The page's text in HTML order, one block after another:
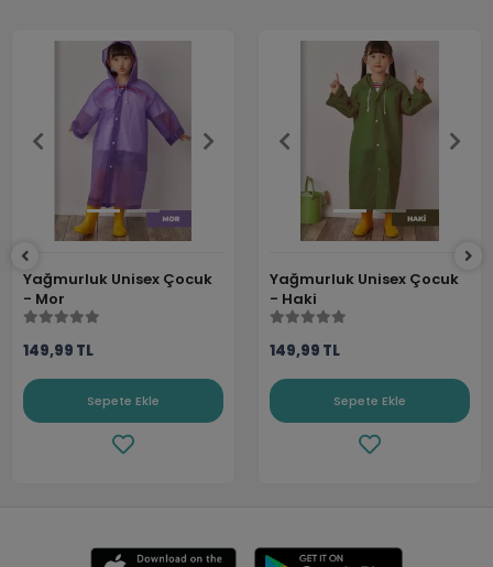
Yağmurluk Unisex Çocuk
- Mor
149,99 TL
Sepete Ekle
Yağmurluk Unisex Çocuk
- Haki
149,99 TL
Sepete Ekle